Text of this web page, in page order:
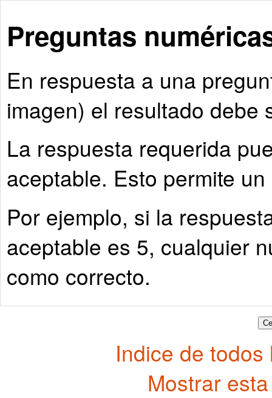
Preguntas
En respuesta a una
imagen) el resultado debe
La respuesta requerida
aceptable. Esto permite
Por ejemplo, si la
aceptable es 5, cualquier
como correcto.
Indice de
Mostrar